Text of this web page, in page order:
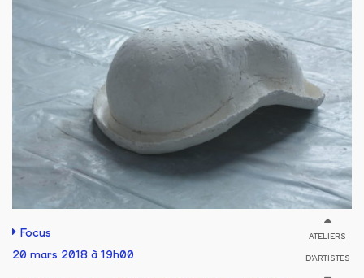
Focus
20 mars 2018 à 19h00
ATELIERS
D'ARTISTES